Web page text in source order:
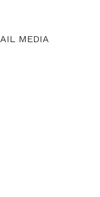
MEDIA